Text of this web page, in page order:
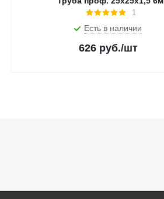
1
Есть в наличии
626 руб./шт